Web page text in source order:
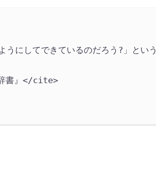
うにしてできているのだろう?」と
』 </cite>